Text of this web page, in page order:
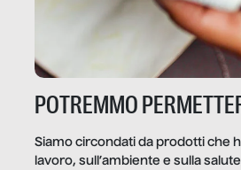
POTREMMO
Siamo circondati da prodotti che
lavoro, sull’ambiente e sulla